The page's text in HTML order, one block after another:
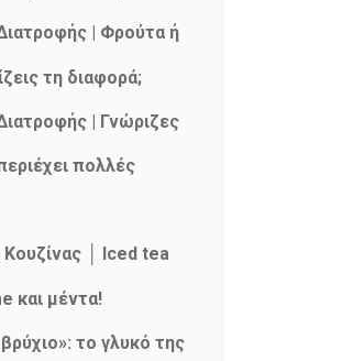
| Φρούτα ή
τη διαφορά;
| Γνώριζες
πολλές
Κουζίνας │ Iced tea
και μέντα!
το γλυκό της